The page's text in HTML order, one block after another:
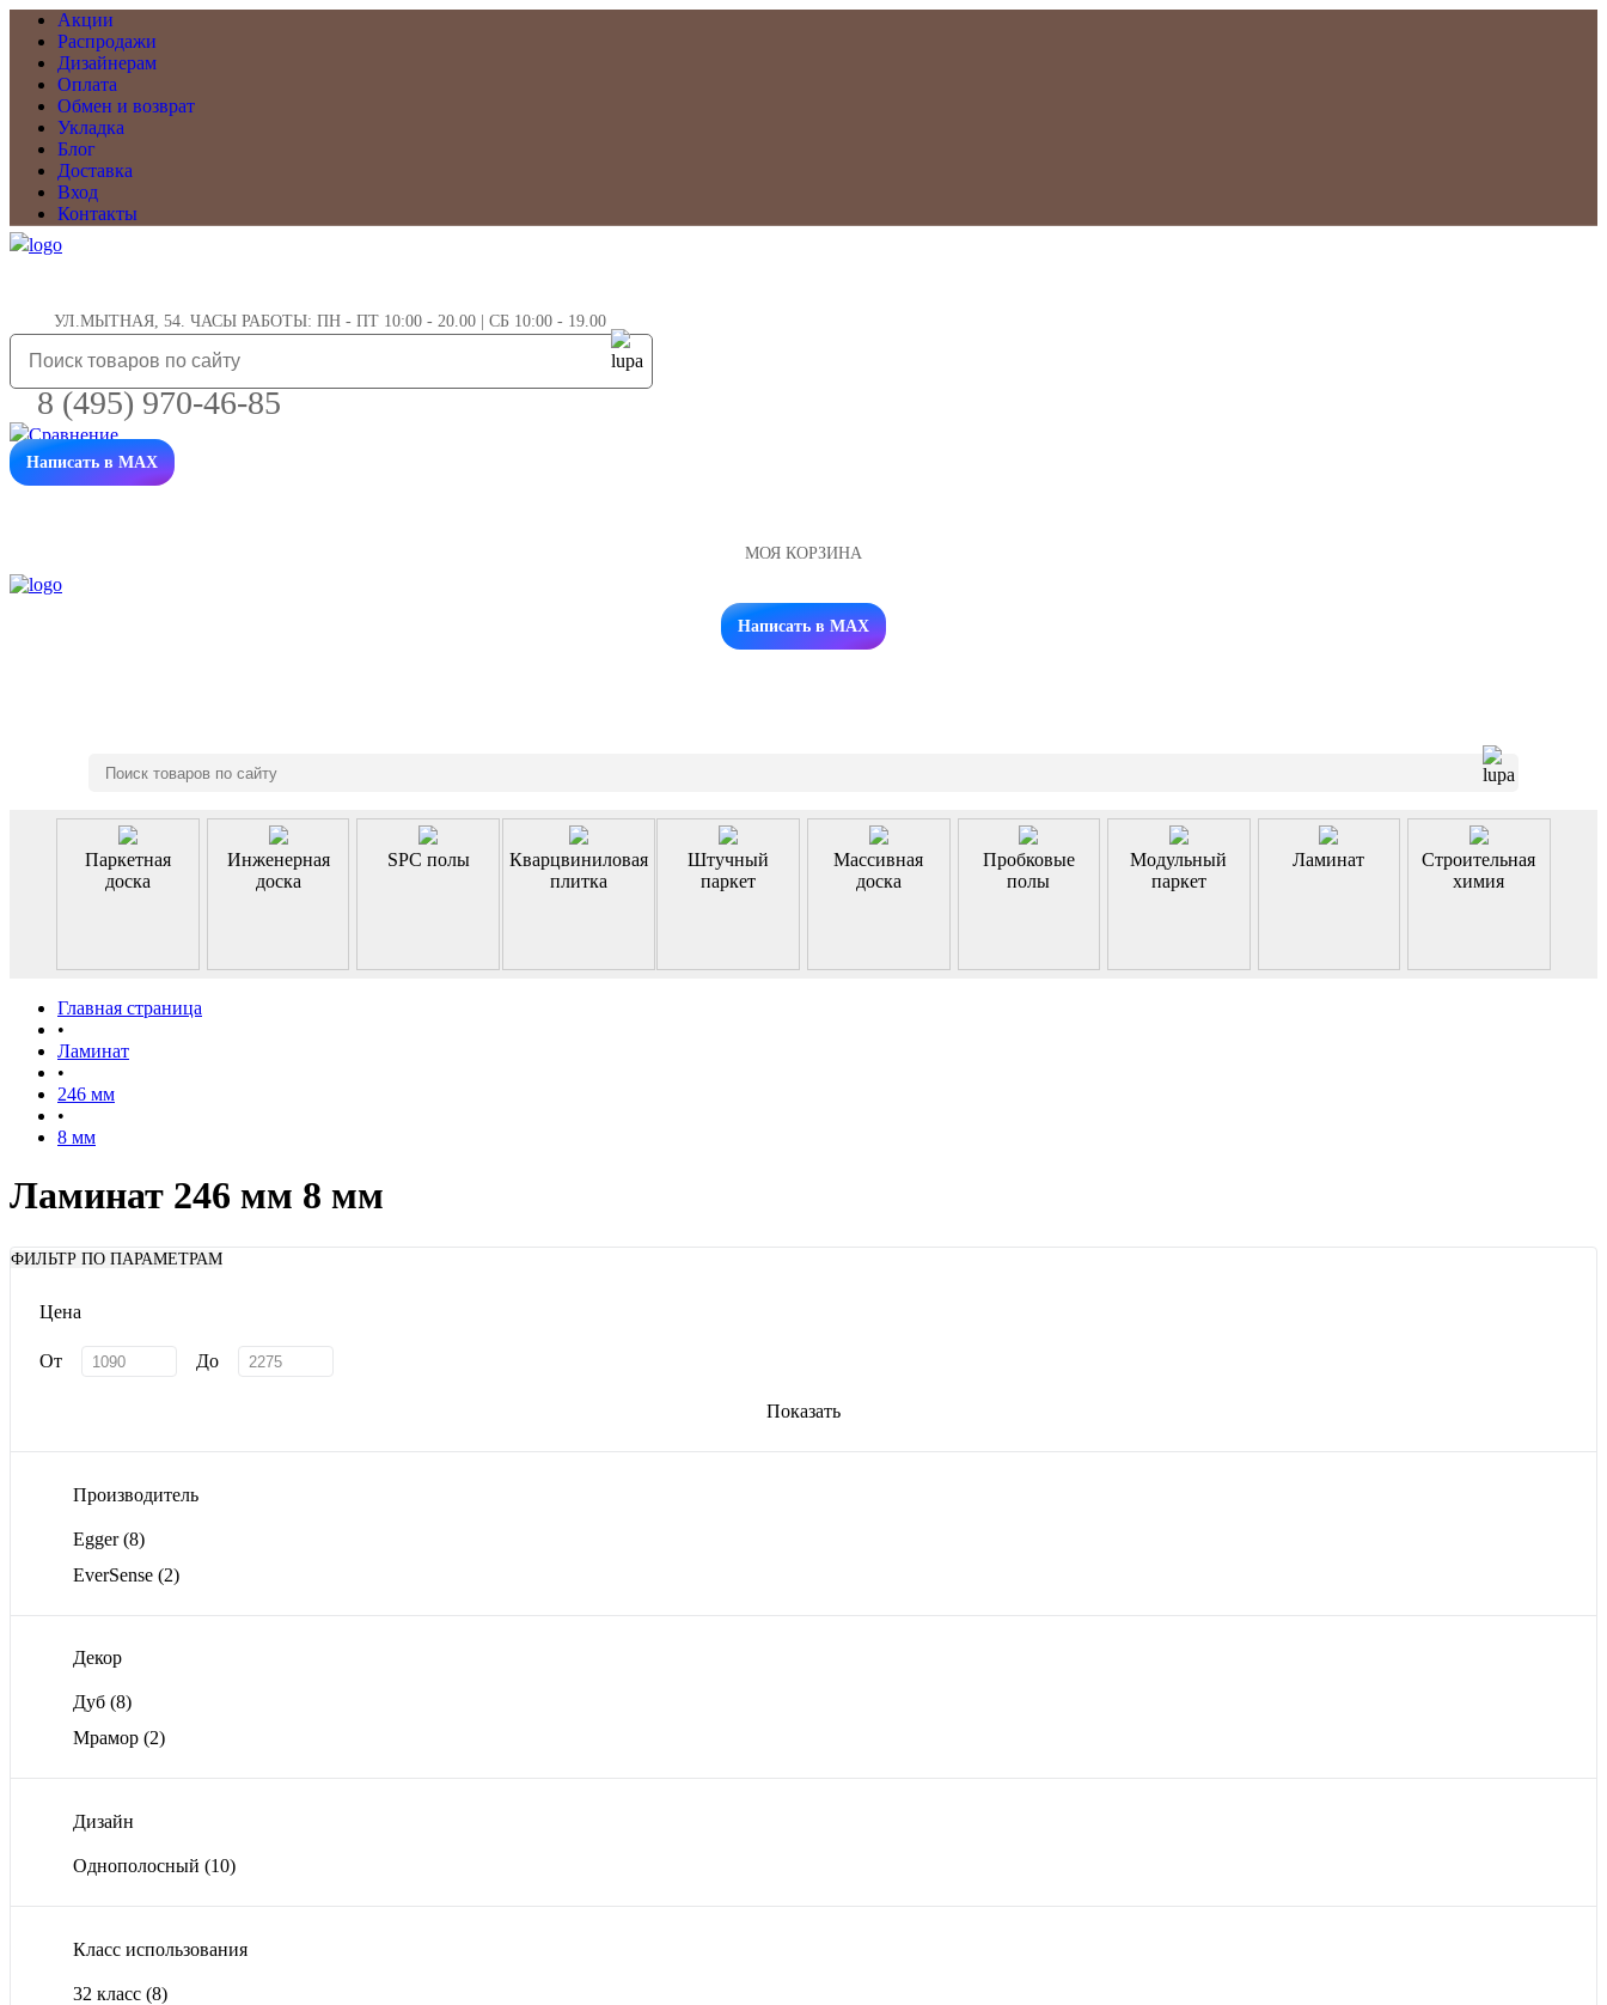
Акции
Распродажи
Дизайнерам
Оплата
Обмен и возврат
Укладка
Блог
Доставка
Вход
Контакты
УЛ.МЫТНАЯ, 54. ЧАСЫ РАБОТЫ: ПН - ПТ 10:00 - 20.00 | СБ 10:00 - 19.00
8 (495) 970-46-85
Написать в MAX
МОЯ КОРЗИНА
Заказать звонок
Написать в MAX
Паркетная
доска
Инженерная
доска
SPC полы
Кварцвиниловая
плитка
Штучный
паркет
Массивная
доска
Пробковые
полы
Модульный
паркет
Ламинат
Строительная
химия
Главная страница
•
Ламинат
•
246 мм
•
8 мм
Ламинат 246 мм 8 мм
ФИЛЬТР ПО ПАРАМЕТРАМ
Цена
От До
Показать
Производитель
Egger(8)
EverSense (2)
Декор
Дуб (8)
Мрамор (2)
Дизайн
Однополосный (10)
Класс использования
32 класс (8)